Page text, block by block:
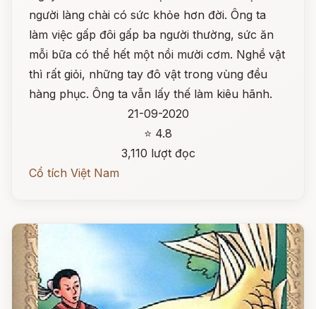
người làng chài có sức khỏe hơn đời. Ông ta
làm việc gấp đôi gấp ba người thường, sức ăn
mỗi bữa có thể hết một nồi mười cơm. Nghề vật
thì rất giỏi, những tay đô vật trong vùng đều
hàng phục. Ông ta vẫn lấy thế làm kiêu hãnh.
21-09-2020
⭐ 4.8
3,110 lượt đọc
Cổ tích Việt Nam